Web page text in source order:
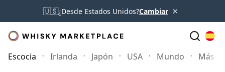
🇺🇸¿Desde Estados Unidos?Cambiar ×
Escocia Irlanda Japón USA Mundo Más